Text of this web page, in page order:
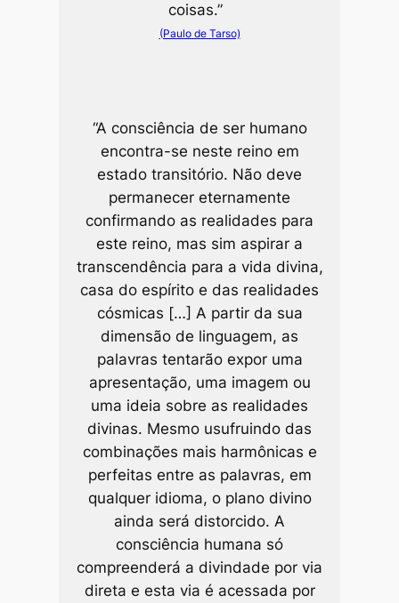
coisas.”
(Paulo de Tarso)
“A consciência de ser humano
encontra-se neste reino em
estado transitório. Não deve
permanecer eternamente
confirmando as realidades para
este reino, mas sim aspirar a
transcendência para a vida divina,
casa do espírito e das realidades
cósmicas […] A partir da sua
dimensão de linguagem, as
palavras tentarão expor uma
apresentação, uma imagem ou
uma ideia sobre as realidades
divinas. Mesmo usufruindo das
combinações mais harmônicas e
perfeitas entre as palavras, em
qualquer idioma, o plano divino
ainda será distorcido. A
consciência humana só
compreenderá a divindade por via
direta e esta via é acessada por